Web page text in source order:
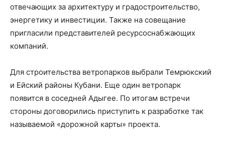
отвечающих за архитектуру и градостроительство,
энергетику и инвестиции. Также на совещание
пригласили представителей ресурсоснабжающих
компаний.
Для строительства ветропарков выбрали Темрюкский
и Ейский районы Кубани. Еще один ветропарк
появится в соседней Адыгее. По итогам встречи
стороны договорились приступить к разработке так
называемой «дорожной карты» проекта.